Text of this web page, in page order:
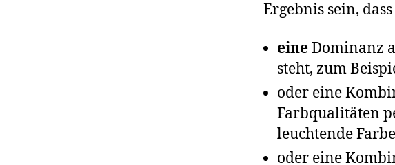
Ergebnis sein,
eineDominanz
steht, zum
oder eine
Farbqualitäten
leuchtende
oder eine